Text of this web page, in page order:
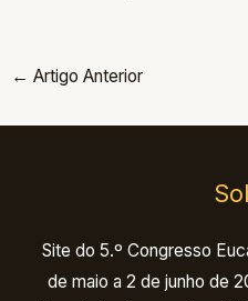
← Artigo Anterior
Site do 5.º Congresso
de maio a 2 de junho de